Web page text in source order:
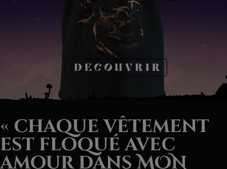
« chaque vêtement
est floqué avec
amour dans MON